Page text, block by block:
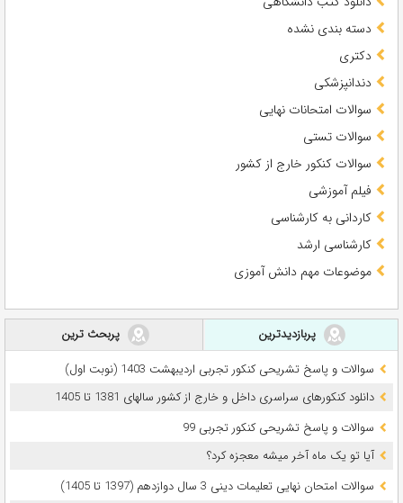
دسته بندی نشده
دکتری
دندانپزشکی
سوالات امتحانات نهایی
سوالات تستی
سوالات کنکور خارج از کشور
فیلم آموزشی
کاردانی به کارشناسی
کارشناسی ارشد
موضوعات مهم دانش آموزی
پربازدیدترین
پربحث ترین
سوالات و پاسخ تشریحی کنکور تجربی اردیبهشت 1403 (نوبت اول)
دانلود کنکورهای سراسری داخل و خارج از کشور سالهای 1381 تا 1405
سوالات و پاسخ تشریحی کنکور تجربی 99
آیا تو یک ماه آخر میشه معجزه کرد؟
سوالات امتحان نهایی تعلیمات دینی 3 سال دوازدهم (1397 تا 1405)